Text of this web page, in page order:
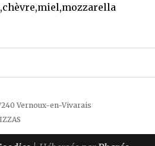
Vernoux-en-Vivarais